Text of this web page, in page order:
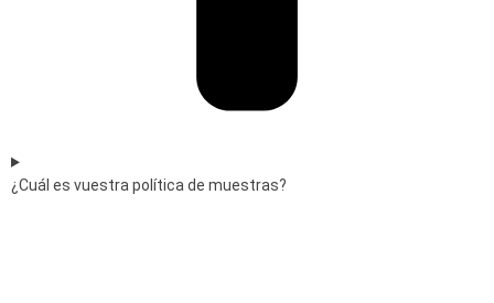
¿Cuál es vuestra política de muestras?